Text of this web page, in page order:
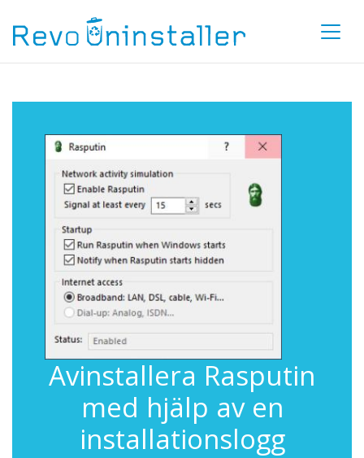
Avinstallera Rasputin
med hjälp av en
installationslogg